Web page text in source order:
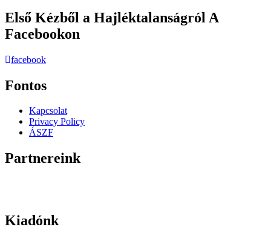
Első Kézből a Hajléktalanságról A
Facebookon
facebook
Fontos
Kapcsolat
Privacy Policy
ÁSZF
Partnereink
Kiadónk